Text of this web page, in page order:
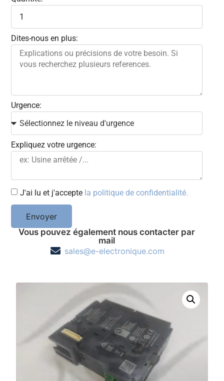
Dites-nous en plus:
Urgence:
Expliquez votre urgence:
J'ai lu et j'accepte la politique de confidentialité.
Envoyer
Vous pouvez également nous contacter par
mail
sales@e-electronique.com